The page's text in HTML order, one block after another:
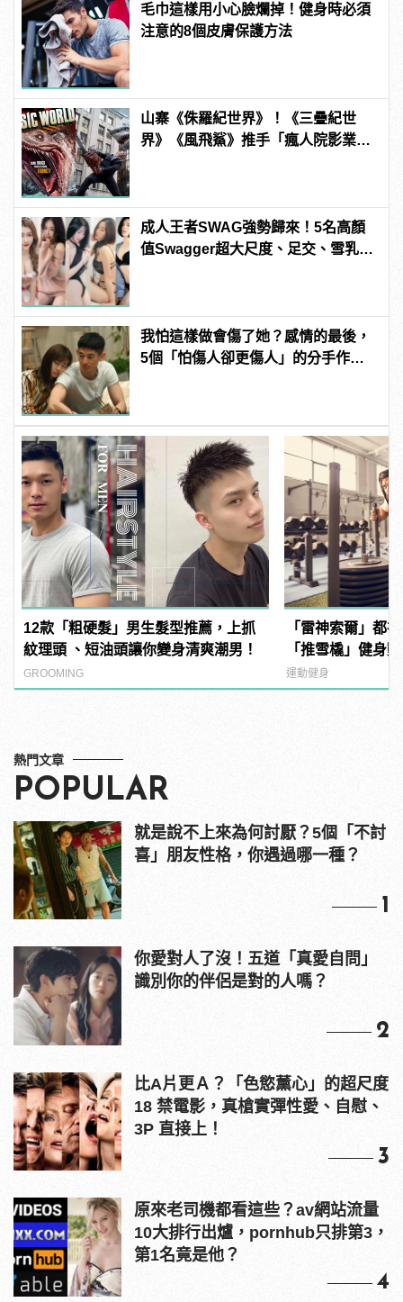
毛巾這樣用小心臉爛掉！健身時必須
注意的8個皮膚保護方法
山寨《侏羅紀世界》！《三疊紀世
界》《風飛鯊》推手「瘋人院影業」
成人王者SWAG強勢歸來！5名高顏
值Swagger超大尺度、足交、雪乳、
我怕這樣做會傷了她？感情的最後，
5個「怕傷人卻更傷人」的分手作為 |
12款「粗硬髮」男生髮型推薦，上抓
紋理頭 、短油頭讓你變身清爽潮男！
GROOMING
「雷神索爾」都
「推雪橇」健身
增加爆發力！ |
男
運動健身
熱門文章
POPULAR
就是說不上來為何討厭？5個「不討
喜」朋友性格，你遇過哪一種？
1
你愛對人了沒！五道「真愛自問」
識別你的伴侶是對的人嗎？
2
比A片更Ａ？「色慾薰心」的超尺度
18 禁電影，真槍實彈性愛、自慰、
3P 直接上！
3
原來老司機都看這些？av網站流量
10大排行出爐，pornhub只排第3，
第1名竟是他？
4